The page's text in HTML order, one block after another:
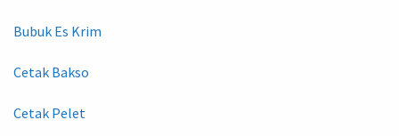
Bubuk Es Krim
Cetak Bakso
Cetak Pelet